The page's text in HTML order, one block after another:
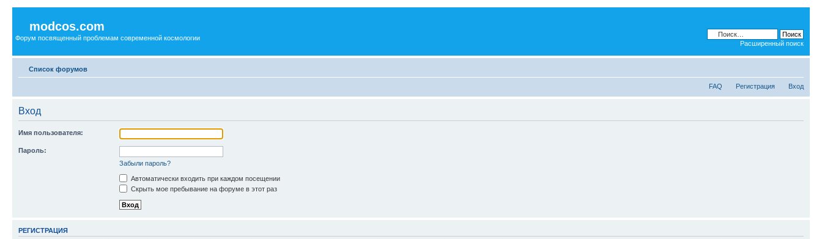
modcos.com
Форум посвященный проблемам современной космологии
Расширенный поиск
Список форумов
FAQ Регистрация Вход
Вход
Имя пользователя:
Пароль:
Забыли пароль?
Автоматически входить при каждом посещении
Скрыть мое пребывание на форуме в этот раз
РЕГИСТРАЦИЯ